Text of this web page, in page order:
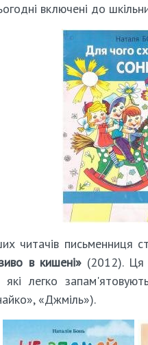
включені до
читачів письменниця
в кишені»(2012). Ця
які легко
«Джміль»).